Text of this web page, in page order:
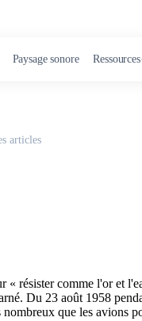
Paysage sonore Ressources
articles
résister comme l'or et
Du 23 août 1958
que les avions